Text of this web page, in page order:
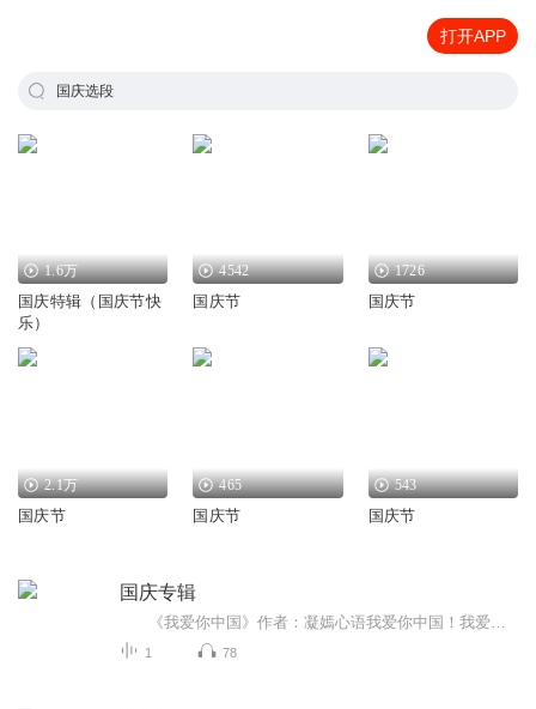
打开APP
国庆选段
1.6万
国庆特辑（国庆节快
乐）
4542
国庆节
1726
国庆节
2.1万
国庆节
465
国庆节
543
国庆节
国庆专辑
1 78